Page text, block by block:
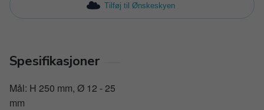
Tilføj til Ønskeskyen
Spesifikasjoner
Mål: H 250 mm, Ø 12 - 25
mm